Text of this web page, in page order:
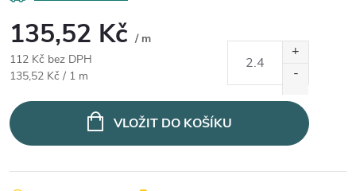
135,52 Kč / m
112 Kč bez DPH
Měrná cena:
135,52 Kč / 1 m
VLOŽIT DO KOŠÍKU